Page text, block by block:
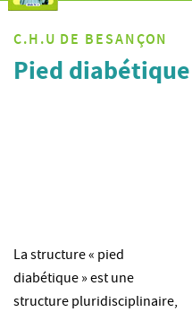
C.H.U DE BESANÇON
Pied diabétique
La structure « pied
diabétique » est une
structure pluridisciplinaire,